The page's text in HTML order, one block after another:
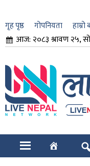
गृह पृष्ठ गोपनियता हाम्रो
आज: २०८३ श्रावण २५,